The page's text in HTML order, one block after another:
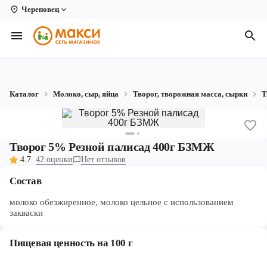
Череповец
Вологда
Архангельск
Коряжма
Котлас
Новодвинск
Северодвинск
Каталог Молоко, сыр, яйца Творог, творожная масса, сырки
Творог 5% Резной палисад 400г БЗМЖ
4.7 42 оценки Нет отзывов
Состав
молоко обезжиренное, молоко цельное с использованием
закваски
Пищевая ценность на 100 г